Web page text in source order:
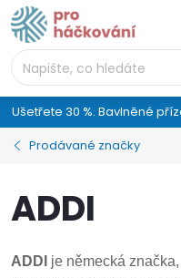
Přejít
na
obsah
Ušetřete 30 %. Bavlněné
Prodávané značky
ADDI
ADDI je německá
AI asistent
Jsme e-shop s
vás připraveno více
připravené k